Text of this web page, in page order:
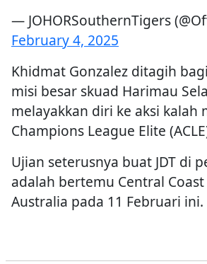
— JOHORSouthernTigers
February 4, 2025
Khidmat Gonzalez ditagih
misi besar skuad Harimau
melayakkan diri ke aksi kalah
Champions League Elite
Ujian seterusnya buat JDT di
adalah bertemu Central
Australia pada 11 Februari ini.